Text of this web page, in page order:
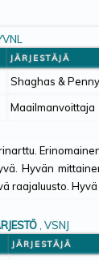
JÄRJESTÄJÄ
Shaghas &
Maailmanvoittaja
Hyvän
raajaluusto.
, VSNJ
JÄRJESTÄJÄ